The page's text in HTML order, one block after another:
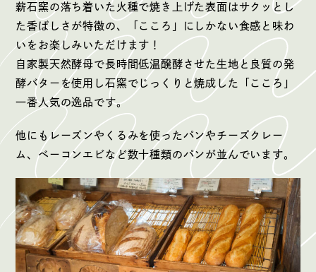
薪石窯の落ち着いた火種で焼き上げた表面はサクッとし
た香ばしさが特徴の、「こころ」にしかない食感と味わ
いをお楽しみいただけます！
自家製天然酵母で長時間低温醗酵させた生地と良質の発
酵バターを使用し石窯でじっくりと焼成した「こころ」
一番人気の逸品です。
他にもレーズンやくるみを使ったパンやチーズクレー
ム、ベーコンエビなど数十種類のパンが並んでいます。